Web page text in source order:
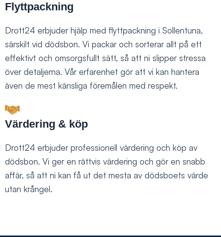
Flyttpackning
Drott24 erbjuder hjälp med flyttpackning i Sollentuna,
särskilt vid dödsbon. Vi packar och sorterar allt på ett
effektivt och omsorgsfullt sätt, så att ni slipper stressa
över detaljerna. Vår erfarenhet gör att vi kan hantera
även de mest känsliga föremålen med respekt.
Värdering & köp
Drott24 erbjuder professionell värdering och köp av
dödsbon. Vi ger en rättvis värdering och gör en snabb
affär, så att ni kan få ut det mesta av dödsboets värde
utan krångel.